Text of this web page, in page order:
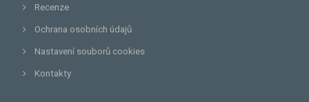
Recenze
Ochrana osobních údajů
Nastavení souborů cookies
Kontakty